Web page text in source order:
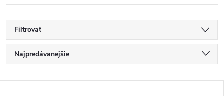
Filtrovať
R
a
Najpredávanejšie